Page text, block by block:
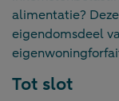
alimentatie?
eigendomsdeel
Tot slot